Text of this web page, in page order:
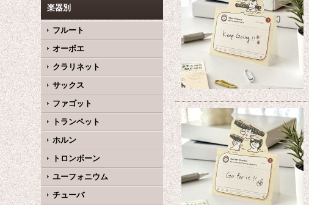
楽器別
フルート
オーボエ
クラリネット
サックス
ファゴット
トランペット
ホルン
トロンボーン
ユーフォニウム
チューバ